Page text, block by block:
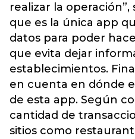
realizar la
que es la única app
datos para poder
que evita dejar
establecimientos.
en cuenta en dónde
de esta app. Según
cantidad de
sitios como